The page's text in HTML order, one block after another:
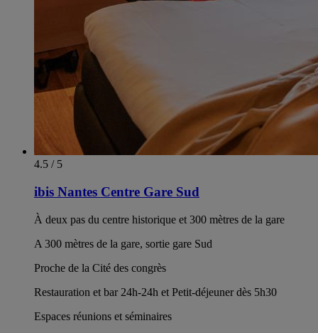
4.5 / 5
ibis Nantes Centre Gare Sud
À deux pas du centre historique et 300 mètres de la gare
A 300 mètres de la gare, sortie gare Sud
Proche de la Cité des congrès
Restauration et bar 24h-24h et Petit-déjeuner dès 5h30
Espaces réunions et séminaires